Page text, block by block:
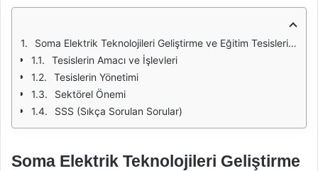
Soma Elektrik Teknolojileri Geliştirme ve Eğitim Tesisleri Yönetimi
Tesislerin Amacı ve İşlevleri
Tesislerin Yönetimi
Sektörel Önemi
SSS (Sıkça Sorulan Sorular)
Soma Elektrik Teknolojileri Geliştirme